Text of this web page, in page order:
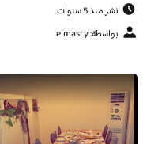
نشر منذ 5 سنوات
بواسطة: elmasry